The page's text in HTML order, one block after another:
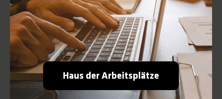
Haus der Arbeitsplätze